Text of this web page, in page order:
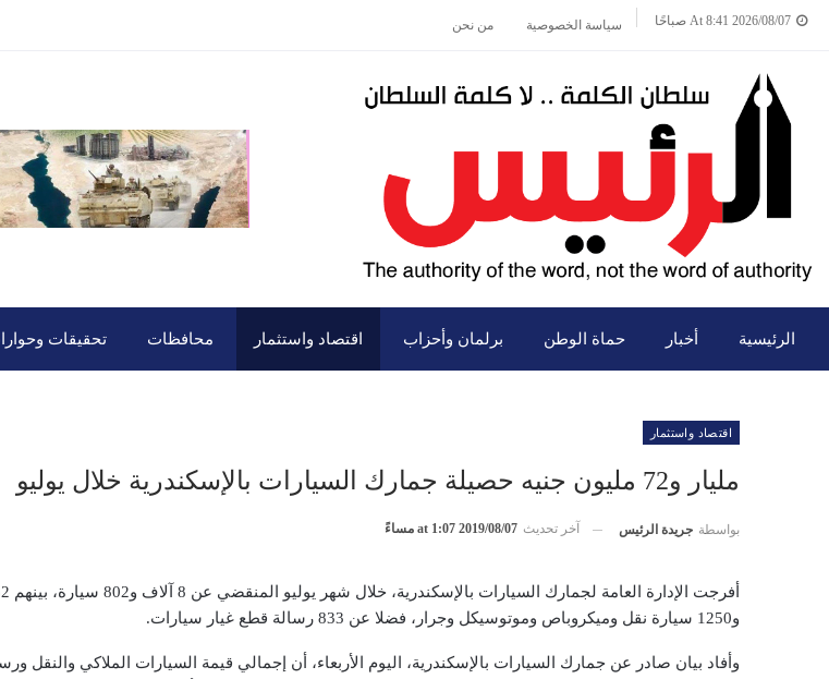
2026/08/07 At 8:41 صباحًا سياسة الخصوصية من نحن
الرئيسية أخبار حماة الوطن برلمان وأحزاب اقتصاد واستثمار محافظات تحقيقات
اقتصاد واستثمار
مليار و72 مليون جنيه حصيلة جمارك السيارات بالإسكندرية خلال يوليو
بواسطة جريدة الرئيس آخر تحديث 2019/08/07 at 1:07 مساءً
و1250 سيارة نقل وميكروباص وموتوسيكل وجرار، فضلا عن 833 رسالة قطع غيار سيارات.
وأفاد بيان صادر عن جمارك السيارات بالإسكندرية، اليوم الأربعاء، أن إجمالي قيمة السيارات الملاكي والنقل